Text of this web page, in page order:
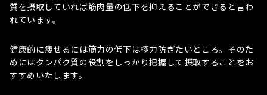
質を摂取していれば筋肉量の低下を抑えることができると言わ
れています。
健康的に痩せるには筋力の低下は極力防ぎたいところ。そのた
めにはタンパク質の役割をしっかり把握して摂取することをお
すすめいたします。